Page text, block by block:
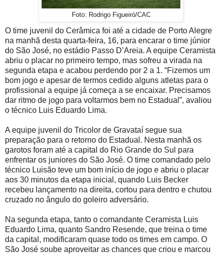
Foto: Rodrigo Figueiró/CAC
O time juvenil do Cerâmica foi até a cidade de Porto Alegre
na manhã desta quarta-feira, 16, para encarar o time júnior
do São José, no estádio Passo D’Areia. A equipe Ceramista
abriu o placar no primeiro tempo, mas sofreu a virada na
segunda etapa e acabou perdendo por 2 a 1. “Fizemos um
bom jogo e apesar de termos cedido alguns atletas para o
profissional a equipe já começa a se encaixar. Precisamos
dar ritmo de jogo para voltarmos bem no Estadual”, avaliou
o técnico Luis Eduardo Lima.
A equipe juvenil do Tricolor de Gravataí segue sua
preparação para o retorno do Estadual. Nesta manhã os
garotos foram até a capital do Rio Grande do Sul para
enfrentar os juniores do São José. O time comandado pelo
técnico Luisão teve um bom início de jogo e abriu o placar
aos 30 minutos da etapa inicial, quando Luis Becker
recebeu lançamento na direita, cortou para dentro e chutou
cruzado no ângulo do goleiro adversário.
Na segunda etapa, tanto o comandante Ceramista Luis
Eduardo Lima, quanto Sandro Resende, que treina o time
da capital, modificaram quase todo os times em campo. O
São José soube aproveitar as chances que criou e marcou